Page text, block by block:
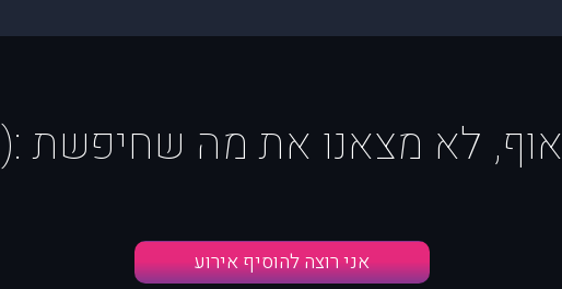
אוף, לא מצאנו את מה שחיפשת :(
אני רוצה להוסיף אירוע